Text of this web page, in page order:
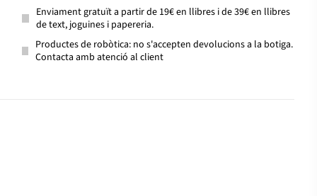
Enviament gratuït a partir de 19€ en llibres i de 39€ en llibres
de text, joguines i papereria.
Productes de robòtica: no s'accepten devolucions a la botiga.
Contacta amb atenció al client